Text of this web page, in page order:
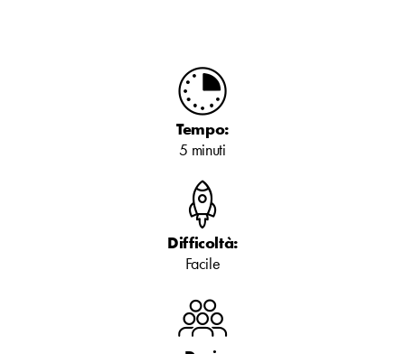
Tempo:
5 minuti
Difficoltà:
Facile